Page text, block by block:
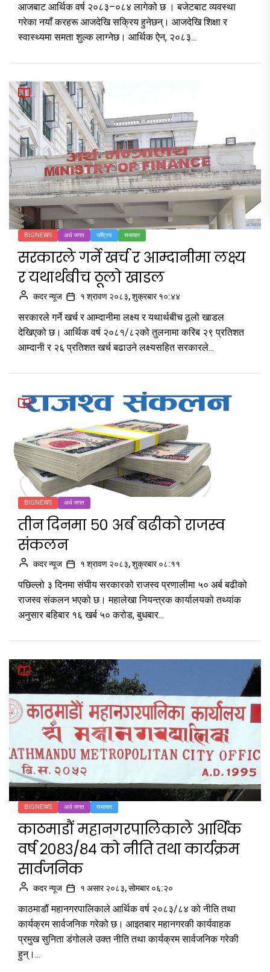
आजबाट आर्थिक वर्ष २०८३–०८४ लागेको छ । बजेटबाट व्यवस्था
गरेका नयाँ करहरू आजदेखि सक्रिय हुनेछन्। आजदेखि शिक्षा र
स्वास्थ्यमा समता शुल्क लाग्नेछ। आर्थिक ऐन, २०८३...
BIGNEWS अर्थ जगत राष्ट्रिय समाचार
सरकारले गर्ने खर्च र आम्दानीमा लक्ष्य
र यथार्थबीच ठूलो खाडल
कदर न्यूज १ श्रावण २०८३, शुक्रबार १०:४४
सरकारले गर्ने खर्च र आम्दानीमा लक्ष्य र यथार्थबीच ठूलो खाडल
देखिएको छ। आर्थिक वर्ष २०८१/८२को तुलनामा करिब २९ प्रतिशत
आम्दानी र २६ प्रतिशत खर्च बढाउने लक्ष्यसहित सरकारले...
BIGNEWS अर्थ जगत
तीन दिनमा ५० अर्ब बढीको राजस्व
संकलन
कदर न्यूज १ श्रावण २०८३, शुक्रबार ०८:११
पछिल्लो ३ दिनमा संघीय सरकारको राजस्व प्रणालीमा ५० अर्ब बढीको
राजस्व संकलन भएको छ। महालेखा नियन्त्रक कार्यालयको तथ्यांक
अनुसार बहिबार १६ खर्ब ५० करोड, बुधबार...
BIGNEWS अर्थ जगत समाचार
काठमाडौं महानगरपालिकाले आर्थिक
वर्ष २०८३/८४ को नीति तथा कार्यक्रम
सार्वजनिक
कदर न्यूज १ असार २०८३, सोमबार ०६:२०
काठमाडौं महानगरपालिकाले आर्थिक वर्ष २०८३/८४ को नीति तथा
कार्यक्रम सार्वजनिक गरेको छ। आइतबार महानगरकी कार्यवाहक
प्रमुख सुनिता डंगोलले उक्त नीति तथा कार्यक्रम सार्वजनिक गरेकी
हुन्।...